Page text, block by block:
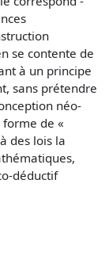
se contente de
à un principe
sans prétendre
néo-
de «
des lois la
déductif